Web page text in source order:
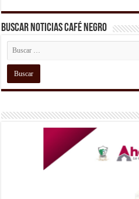
Buscar Noticias Café Negro